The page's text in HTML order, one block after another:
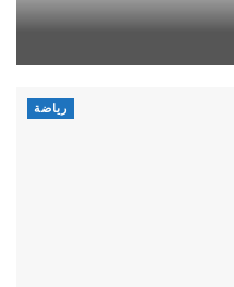
رياضة